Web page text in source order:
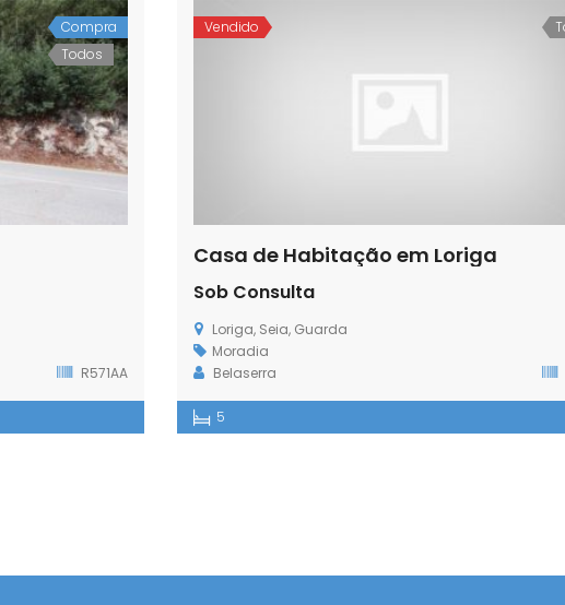
Compra
Todos
R571AA
Vendido
Casa de Habitação em Loriga
Sob Consulta
Loriga, Seia, Guarda
Moradia
Belaserra
5